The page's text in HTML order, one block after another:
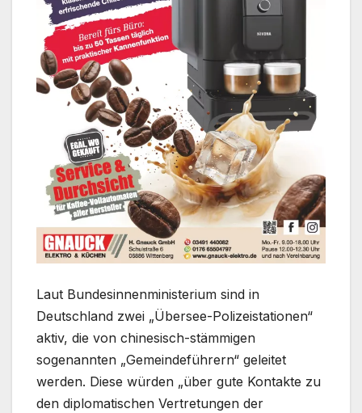
Laut Bundesinnenministerium sind in
Deutschland zwei „Übersee-Polizeistationen“
aktiv, die von chinesisch-stämmigen
sogenannten „Gemeindeführern“ geleitet
werden. Diese würden „über gute Kontakte zu
den diplomatischen Vertretungen der